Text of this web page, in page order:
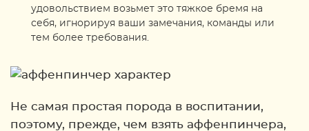
удовольствием возьмет это тяжкое бремя на
себя, игнорируя ваши замечания, команды или
тем более требования.
Не самая простая порода в воспитании,
поэтому, прежде, чем взять аффенпинчера,